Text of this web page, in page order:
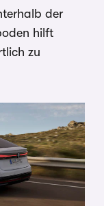
der
hilft
zu